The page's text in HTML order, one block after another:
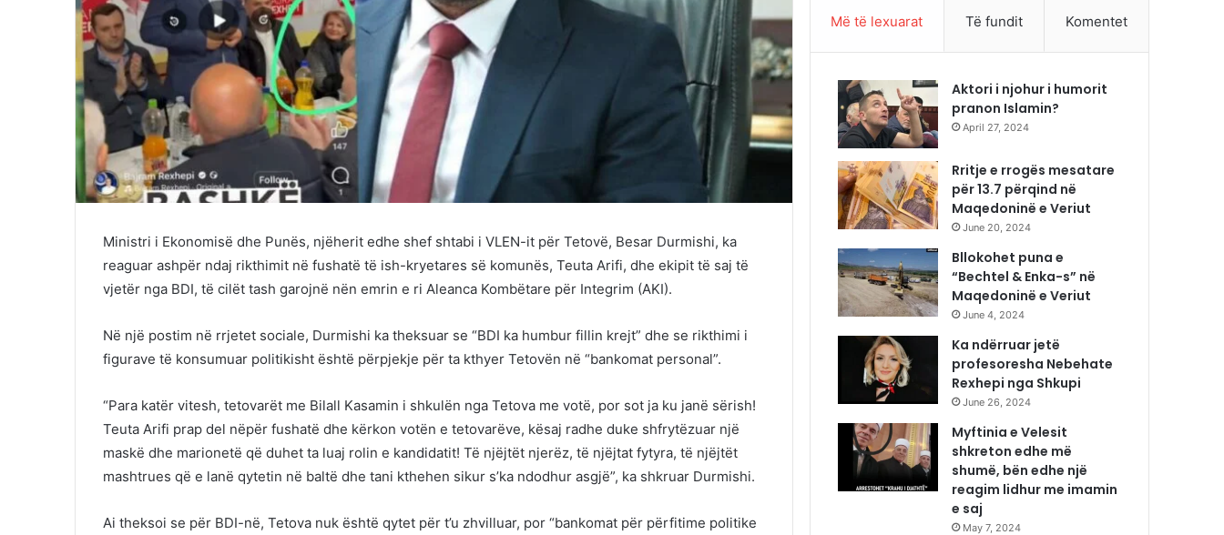
Ministri i Ekonomisë dhe Punës, njëherit edhe shef shtabi i VLEN-it për Tetovë, Besar Durmishi, ka
reaguar ashpër ndaj rikthimit në fushatë të ish-kryetares së komunës, Teuta Arifi, dhe ekipit të saj të
vjetër nga BDI, të cilët tash garojnë nën emrin e ri Aleanca Kombëtare për Integrim (AKI).
Në një postim në rrjetet sociale, Durmishi ka theksuar se “BDI ka humbur fillin krejt” dhe se rikthimi i
figurave të konsumuar politikisht është përpjekje për ta kthyer Tetovën në “bankomat personal”.
“Para katër vitesh, tetovarët me Bilall Kasamin i shkulën nga Tetova me votë, por sot ja ku janë sërish!
Teuta Arifi prap del nëpër fushatë dhe kërkon votën e tetovarëve, kësaj radhe duke shfrytëzuar një
maskë dhe marionetë që duhet ta luaj rolin e kandidatit! Të njëjtët njerëz, të njëjtat fytyra, të njëjtët
mashtrues që e lanë qytetin në baltë dhe tani kthehen sikur s’ka ndodhur asgjë”, ka shkruar Durmishi.
Ai theksoi se për BDI-në, Tetova nuk është qytet për t’u zhvilluar, por “bankomat për përfitime politike
Më të lexuarat Të fundit Komentet
Aktori i njohur i humorit
pranon Islamin?
April 27, 2024
Rritje e rrogës mesatare
për 13.7 përqind në
Maqedoninë e Veriut
June 20, 2024
Bllokohet puna e
“Bechtel & Enka-s” në
Maqedoninë e Veriut
June 4, 2024
Ka ndërruar jetë
profesoresha Nebehate
Rexhepi nga Shkupi
June 26, 2024
Myftinia e Velesit
shkreton edhe më
shumë, bën edhe një
reagim lidhur me imamin
e saj
May 7, 2024